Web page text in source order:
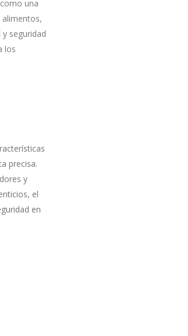
una
seguridad
los
precisa.
y
el
en